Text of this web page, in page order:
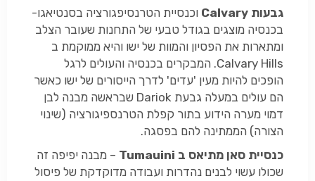
גבעות Calvary
וכנסיית הטרנסיפגורציה בסנטיאגו-
בכנסיה מוצגים בגודל טבעי של התחנות שעובר הצלב
ומתארות את הפסיון והמוות של ישו והיא ממוקמת ב
Calvary Hills. המבקרים בכנסיה והעולים לרגל
הופכים להיות מעין 'עדים' לדרך הייסורים של ישו כאשר
הם עולים במעלה גבעת Dariok שבראשה מבנה לבן
דמוי מערה הידוע בתור קפלת הטרנספיגורציה (שינוי
הצורה) הממתינה להם בפסגה.
כנסיית סאן מתיאס ב Tumauini
– מבנה יפיפה זה
שכולו עשוי לבנים נהדרות ועבודה מדוקדקת של פיסול